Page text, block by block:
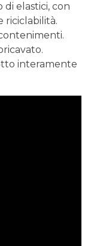
di elastici, con
riciclabilità.
interamente